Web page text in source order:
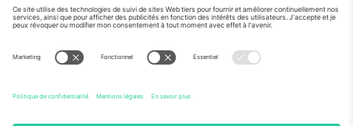
Ticombo France
Mimi Balkanska 132, 1540, Sofia,
Bulgaria
L'entité juridique du fournisseur de la plateforme peut changer en
détails, consultez la page spécifique de l'événement, les mentions